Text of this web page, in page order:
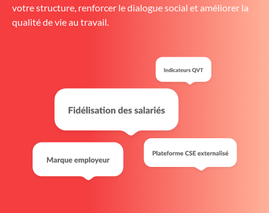
votre structure, renforcer le dialogue social et améliorer la
qualité de vie au travail.